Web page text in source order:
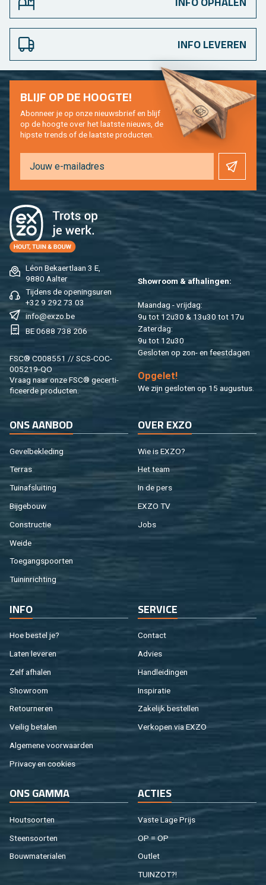
INFO LEVEREN
Léon Be­kaert­laan 3 E,
9880 Aal­ter
Tij­dens de ope­nings­uren
+32 9 292 73 03
info@​exzo.​be
BE 0688 738 206
FSC® C008551 // SCS-COC-
005219-QO
Vraag naar onze FSC® ge­cer­ti­
fi­ceer­de pro­duc­ten.
Show­room & af­ha­lin­gen:
Maan­dag - vrij­dag:
9u tot 12u30 & 13u30 tot 17u
Za­ter­dag:
9u tot 12u30
Ge­slo­ten op zon- en feest­da­gen
Op­ge­let!
We zijn ge­slo­ten op 15 au­gus­tus.
BLIJF OP DE HOOG­TE!
Abon­neer je op onze nieuws­brief en blijf
op de hoog­te over het laat­ste nieuws, de
hip­s­te trends of de laat­ste pro­duc­ten.
ONS AAN­BOD
Ge­vel­be­kle­ding
Ter­ras
Tuin­af­slui­ting
Bij­ge­bouw
Con­struc­tie
Weide
Toe­gangs­poor­ten
Tuin­in­rich­ting
OVER EXZO
Wie is EXZO?
Het team
In de pers
EXZO TV
Jobs
INFO
Hoe be­stel je?
Laten le­ve­ren
Zelf af­ha­len
Show­room
Re­tour­ne­ren
Vei­lig be­ta­len
Al­ge­me­ne voor­waar­den
Pri­va­cy en coo­kies
SER­VI­CE
Con­tact
Ad­vies
Hand­lei­din­gen
In­spi­ra­tie
Za­ke­lijk be­stel­len
Ver­ko­pen via EXZO
ONS GAMMA
Hout­soor­ten
Steen­soor­ten
Bouw­ma­te­ri­a­len
AC­TIES
Vaste Lage Prijs
OP = OP
Out­let
TUIN­ZOT?!